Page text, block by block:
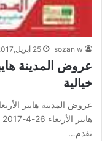
sozan w 25 أبريل,2017
خيالية
تقدم…